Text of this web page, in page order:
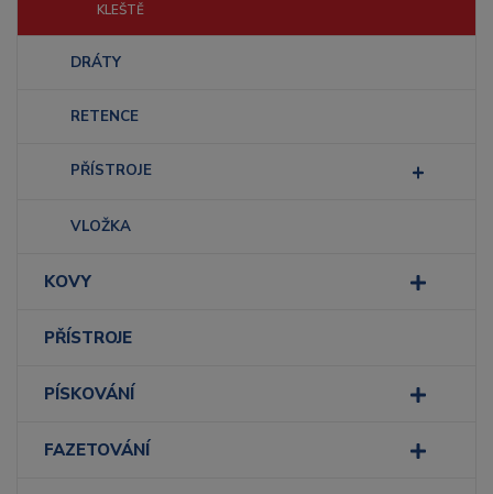
KLEŠTĚ
DRÁTY
RETENCE
PŘÍSTROJE
VLOŽKA
KOVY
PŘÍSTROJE
PÍSKOVÁNÍ
FAZETOVÁNÍ